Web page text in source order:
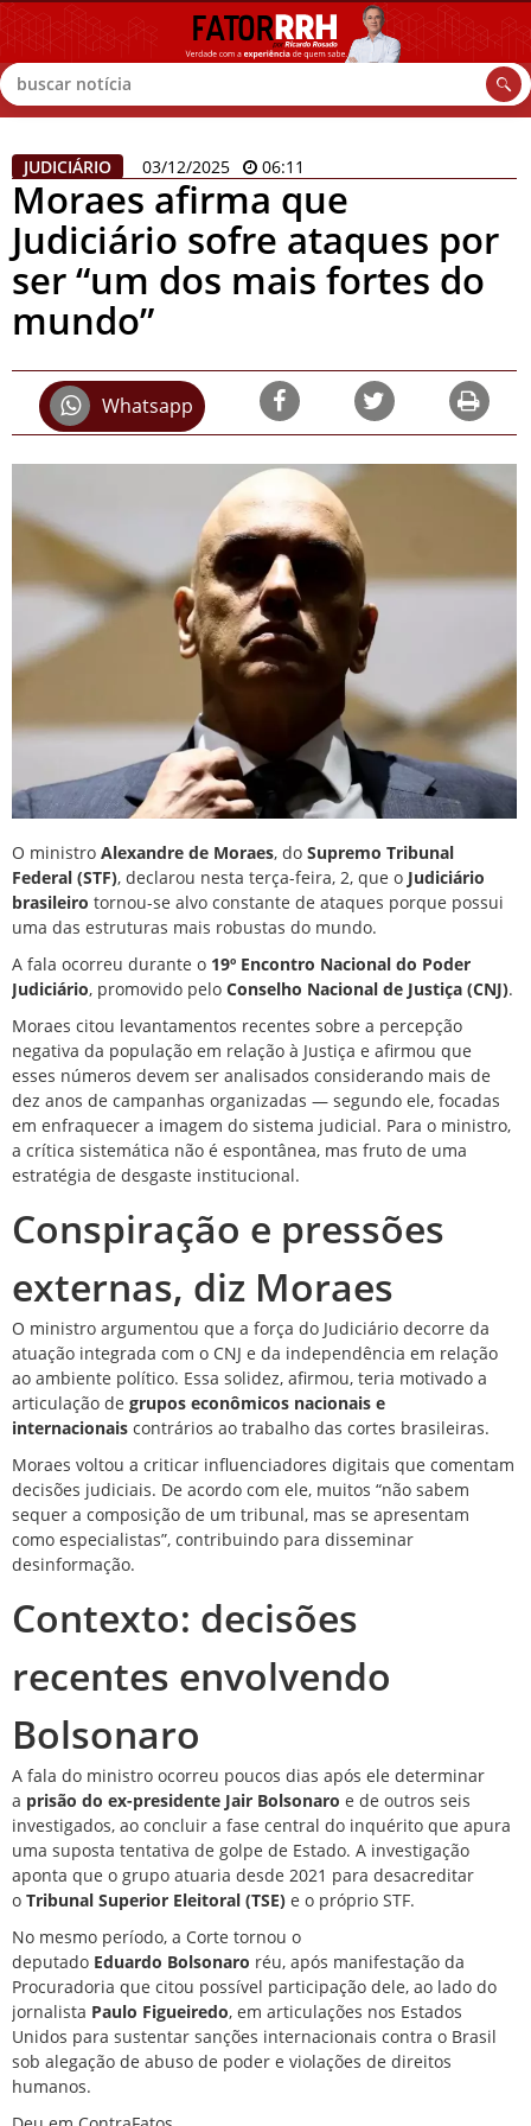
Buscar
JUDICIÁRIO 03/12/2025 06:11
Moraes afirma que
Judiciário sofre ataques por
ser “um dos mais fortes do
mundo”
Whatsapp
O ministro Alexandre de Moraes, do Supremo Tribunal
Federal (STF), declarou nesta terça-feira, 2, que o Judiciário
brasileiro tornou-se alvo constante de ataques porque possui
uma das estruturas mais robustas do mundo.
A fala ocorreu durante o 19º Encontro Nacional do Poder
Judiciário, promovido pelo Conselho Nacional de Justiça (CNJ).
Moraes citou levantamentos recentes sobre a percepção
negativa da população em relação à Justiça e afirmou que
esses números devem ser analisados considerando mais de
dez anos de campanhas organizadas — segundo ele, focadas
em enfraquecer a imagem do sistema judicial. Para o ministro,
a crítica sistemática não é espontânea, mas fruto de uma
estratégia de desgaste institucional.
Conspiração e pressões
externas, diz Moraes
O ministro argumentou que a força do Judiciário decorre da
atuação integrada com o CNJ e da independência em relação
ao ambiente político. Essa solidez, afirmou, teria motivado a
articulação de grupos econômicos nacionais e
internacionais contrários ao trabalho das cortes brasileiras.
Moraes voltou a criticar influenciadores digitais que comentam
decisões judiciais. De acordo com ele, muitos “não sabem
sequer a composição de um tribunal, mas se apresentam
como especialistas”, contribuindo para disseminar
desinformação.
Contexto: decisões
recentes envolvendo
Bolsonaro
A fala do ministro ocorreu poucos dias após ele determinar
a prisão do ex-presidente Jair Bolsonaro e de outros seis
investigados, ao concluir a fase central do inquérito que apura
uma suposta tentativa de golpe de Estado. A investigação
aponta que o grupo atuaria desde 2021 para desacreditar
o Tribunal Superior Eleitoral (TSE) e o próprio STF.
No mesmo período, a Corte tornou o
deputado Eduardo Bolsonaro réu, após manifestação da
Procuradoria que citou possível participação dele, ao lado do
jornalista Paulo Figueiredo, em articulações nos Estados
Unidos para sustentar sanções internacionais contra o Brasil
sob alegação de abuso de poder e violações de direitos
humanos.